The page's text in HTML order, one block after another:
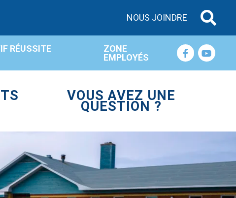
NOUS JOINDRE
RÉUSSITE
ZONE
EMPLOYÉS
VOUS AVEZ UNE
QUESTION ?